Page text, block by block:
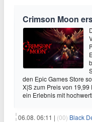
Crimson Moon
den Epic Games Store
X|S zum Preis von
ein Erlebnis mit
06.08. 06:11 | (00) Black